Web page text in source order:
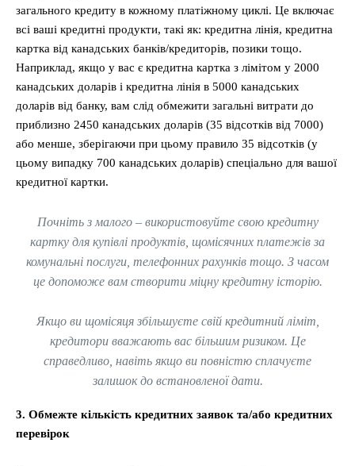
загального кредиту в кожному платіжному циклі. Це включає
всі ваші кредитні продукти, такі як: кредитна лінія, кредитна
картка від канадських банків/кредиторів, позики тощо.
Наприклад, якщо у вас є кредитна картка з лімітом у 2000
канадських доларів і кредитна лінія в 5000 канадських
доларів від банку, вам слід обмежити загальні витрати до
приблизно 2450 канадських доларів (35 відсотків від 7000)
або менше, зберігаючи при цьому правило 35 відсотків (у
цьому випадку 700 канадських доларів) спеціально для вашої
кредитної картки.
Почніть з малого – використовуйте свою кредитну
картку для купівлі продуктів, щомісячних платежів за
комунальні послуги, телефонних рахунків тощо. З часом
це допоможе вам створити міцну кредитну історію.
Якщо ви щомісяця збільшуєте свій кредитний ліміт,
кредитори вважають вас більшим ризиком. Це
справедливо, навіть якщо ви повністю сплачуєте
залишок до встановленої дати.
3. Обмежте кількість кредитних заявок та/або кредитних
перевірок